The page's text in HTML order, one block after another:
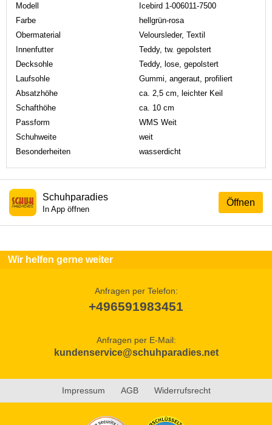
Modell
Icebird 1-006011-7500
Farbe
hellgrün-rosa
Obermaterial
Veloursleder, Textil
Innenfutter
Teddy, tw. gepolstert
Decksohle
Teddy, lose, gepolstert
Laufsohle
Gummi, angeraut, profiliert
Absatzhöhe
ca. 2,5 cm, leichter Keil
Schafthöhe
ca. 10 cm
Passform
WMS Weit
Schuhweite
weit
Besonderheiten
wasserdicht
Öffnen
Schuhparadies
In App öffnen
Wir helfen gerne weiter
Anfragen per Telefon:
+496591983451
Anfragen per E-Mail:
kundenservice@schuhparadies.net
Impressum AGB Widerrufsrecht